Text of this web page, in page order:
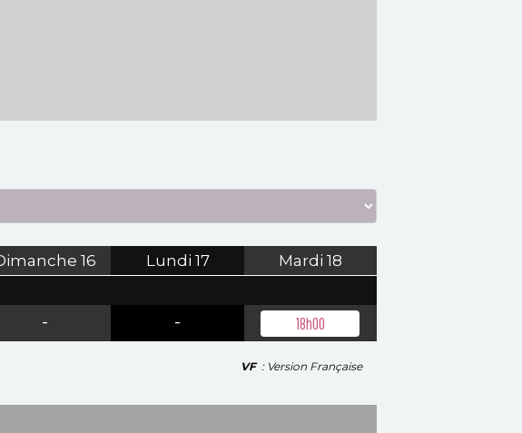
16 Lundi 17 Mardi 18
- - 18h00
VF : Version Française